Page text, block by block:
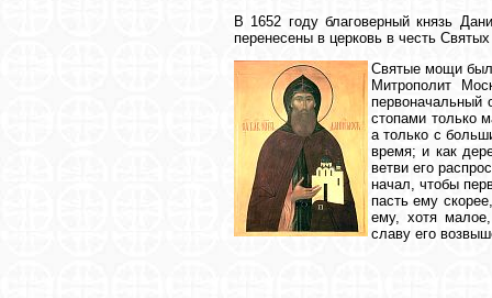
В 1652 году благоверный князь
перенесены в церковь в честь
Святые мощи
Митрополит
первоначальный
стопами только
а только с
время; и как
ветви его
начал, чтобы
пасть ему
ему, хотя
славу его